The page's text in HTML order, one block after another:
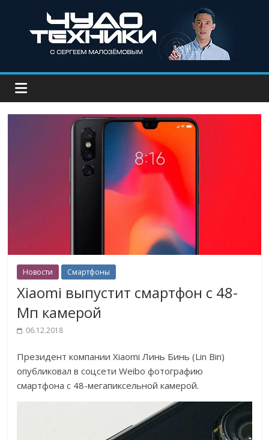
Новости Смартфоны
Xiaomi выпустит смартфон с 48-
Мп камерой
06.12.2018
Президент компании Xiaomi Линь Бинь (Lin Bin)
опубликовал в соцсети Weibo фотографию
смартфона с 48-мегапиксельной камерой.